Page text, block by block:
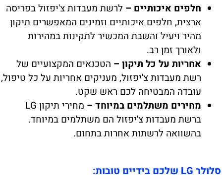
חלפים איכותיים – לרשת מעבדות צ'יפזול בפריסה
ארצית, חלפים איכותיים וזמינים המאפשרים תיקון
מהיר ויעיל והשבת המכשיר לתקינות במהירות
ולאורך זמן רב.
אחריות על כל תיקון – הטכנאים המקצועיים של
רשת מעבדות צ'יפזול, מעניקים אחריות על כל טיפול,
עובדה המבטיחה לכם ראש שקט.
מחירים משתלמים במיוחד –
מחירי תיקון LG
ברשת מעבדות צ'יפזול הם משתלמים במיוחד.
בהשוואה לרשתות אחרות בתחום.
סלולר LG שלכם בידיים טובות: